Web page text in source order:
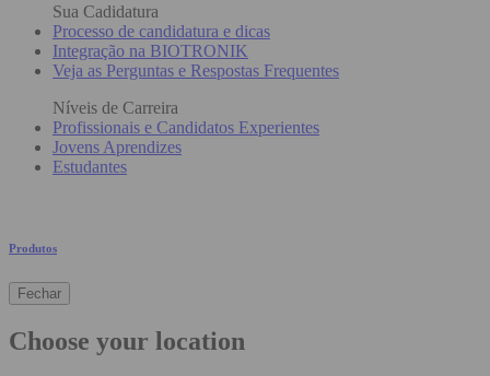
Sua Cadidatura
Processo de candidatura e dicas
Integração na BIOTRONIK
Veja as Perguntas e Respostas Frequentes
Níveis de Carreira
Profissionais e Candidatos Experientes
Jovens Aprendizes
Estudantes
Produtos
Fechar
Choose your location